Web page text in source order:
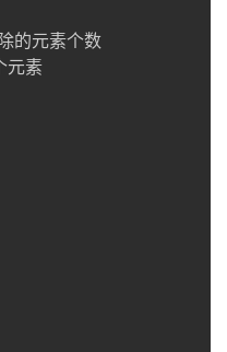
的元素个数
元素